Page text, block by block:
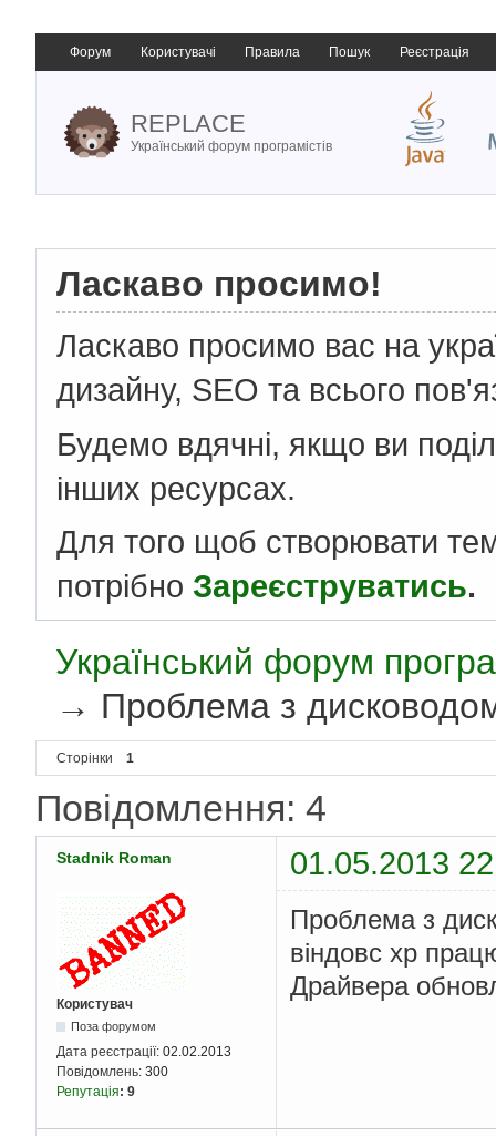
Форум Користувачі Правила Пошук Реєстрація
REPLACE
Український форум програмістів
Ласкаво просимо!
Ласкаво просимо вас на
дизайну, SEO та всього
Будемо вдячні, якщо ви
інших ресурсах.
Для того щоб створювати
потрібно Зареєструватись.
Український форум
→ Проблема з
Сторінки 1
Повідомлення: 4
Stadnik Roman 01.05.2013
Користувач
Поза форумом
Дата реєстрації: 02.02.2013
Повідомлень: 300
Репутація: 9
Проблема з
віндовс xp
Драйвера